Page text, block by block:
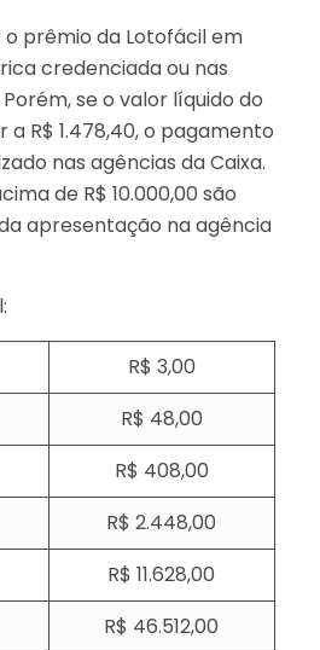
prêmio da Lotofácil em
credenciada ou nas
se o valor líquido do
R$ 1.478,40, o pagamento
nas agências da Caixa.
de R$ 10.000,00 são
apresentação na agência
R$ 3,00
R$ 48,00
R$ 408,00
R$ 2.448,00
R$ 11.628,00
R$ 46.512,00